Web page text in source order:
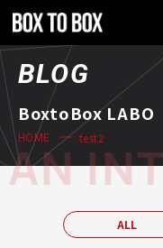
BLOG
BoxtoBox LABO
HOME test2
ALL